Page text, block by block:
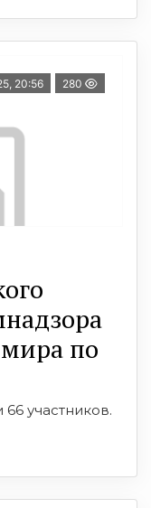
20:56 280
по
участников.